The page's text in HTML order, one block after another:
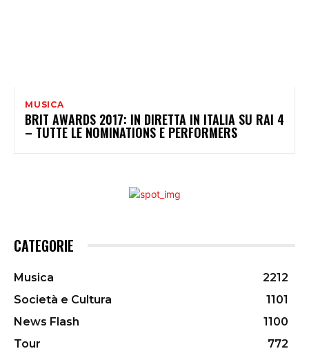
MUSICA
BRIT AWARDS 2017: IN DIRETTA IN ITALIA SU RAI 4
– TUTTE LE NOMINATIONS E PERFORMERS
CATEGORIE
Musica
2212
Società e Cultura
1101
News Flash
1100
Tour
772